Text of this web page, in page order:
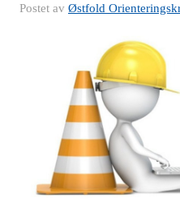
Postet av Østfold